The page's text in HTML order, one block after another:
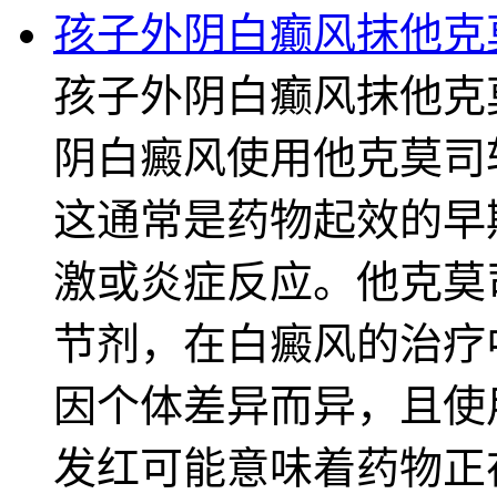
孩子外阴白癫风抹他
孩子外阴白癫风抹他
阴白癜风使用他克莫
这通常是药物起效的
激或炎症反应。他克
节剂，在白癜风的治
因个体差异而异，且
发红可能意味着药物